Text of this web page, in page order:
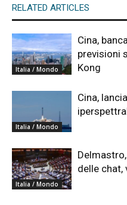
RELATED ARTICLES
Italia / Mondo
Cina,
previsioni
Kong
Italia / Mondo
Cina,
Italia / Mondo
delle